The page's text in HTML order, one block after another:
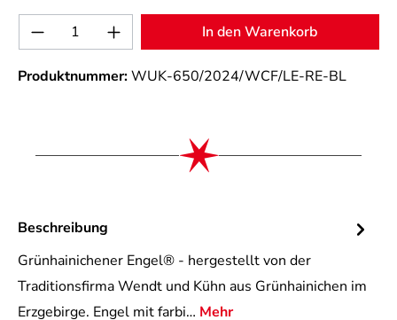
Produkt Anzahl: Gib den gewünschten
In den Warenkorb
Produktnummer:WUK-650/2024/WCF/LE-RE-BL
Beschreibung
Grünhainichener Engel® - hergestellt von der
Traditionsfirma Wendt und Kühn aus Grünhainichen im
Erzgebirge. Engel mit farbi… Mehr